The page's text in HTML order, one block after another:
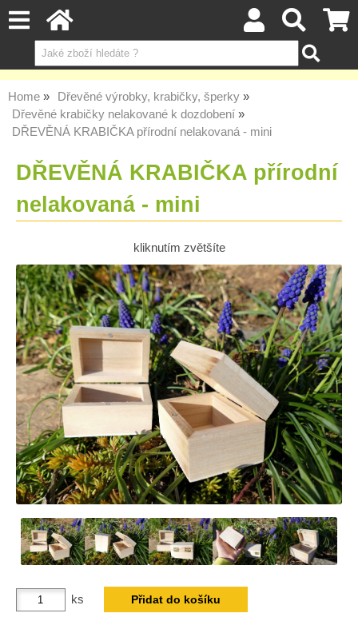
Home
Dřevěné výrobky, krabičky, šperky
Dřevěné krabičky nelakované k dozdobení
DŘEVĚNÁ KRABIČKA přírodní nelakovaná - mini
DŘEVĚNÁ KRABIČKA přírodní
nelakovaná - mini
kliknutím zvětšíte
ks